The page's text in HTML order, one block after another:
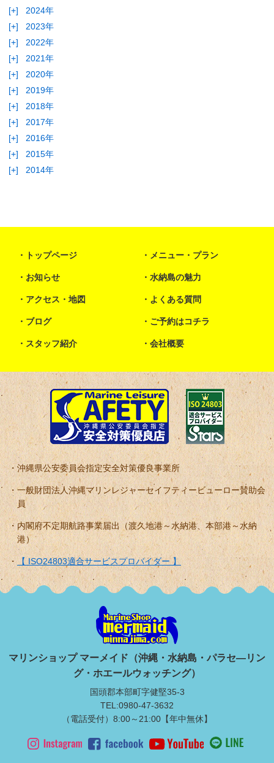
[+]
2024年
[+]
2023年
[+]
2022年
[+]
2021年
[+]
2020年
[+]
2019年
[+]
2018年
[+]
2017年
[+]
2016年
[+]
2015年
[+]
2014年
トップページ メニュー・プラン
お知らせ 水納島の魅力
アクセス・地図 よくある質問
ブログ ご予約はコチラ
スタッフ紹介 会社概要
沖縄県公安委員会指定安全対策優良事業所
一般財団法人沖縄マリンレジャーセイフティービューロー賛助会
員
内閣府不定期航路事業届出（渡久地港～水納港、本部港～水納
港）
【 ISO24803適合サービスプロバイダー 】
マリンショップ マーメイド（沖縄・水納島・パラセ―リン
グ・ホエールウォッチング）
国頭郡本部町字健堅35-3
TEL:0980-47-3632
（電話受付）8:00～21:00【年中無休】